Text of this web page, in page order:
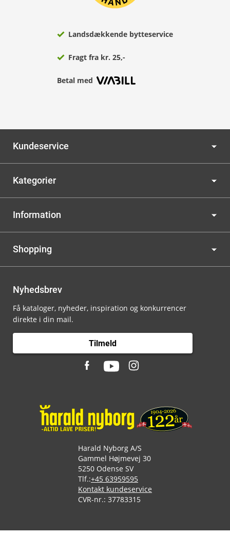
Landsdækkende bytteservice
Fragt fra kr. 25,-
Betal med
Kundeservice
Kategorier
Information
Shopping
Nyhedsbrev
Få kataloger, nyheder, inspiration og konkurrencer
direkte i din mail.
Tilmeld
Harald Nyborg A/S
Gammel Højmevej 30
5250 Odense SV
Tlf.:+45 63959595
Kontakt kundeservice
CVR-nr.: 37783315